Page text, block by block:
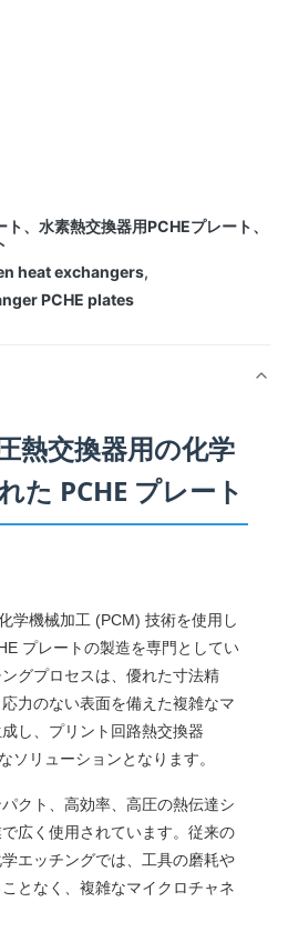
、水素熱交換器用PCHEプレート、
heat exchangers,
PCHE plates
熱交換器用の化学
た PCHE プレート
学機械加工 (PCM) 技術を使用し
プレートの製造を専門としてい
グプロセスは、優れた寸法精
力のない表面を備えた複雑なマ
し、プリント回路熱交換器
ソリューションとなります。
クト、高効率、高圧の熱伝達シ
広く使用されています。従来の
エッチングでは、工具の磨耗や
となく、複雑なマイクロチャネ